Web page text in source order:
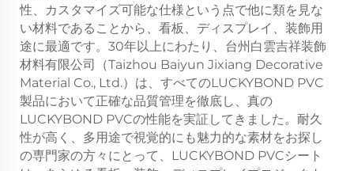
性、カスタマイズ可能な仕様という点で他に類を見な
い材料であることから、看板、ディスプレイ、装飾用
途に最適です。30年以上にわたり、台州白雲吉祥装飾
材料有限公司（Taizhou Baiyun Jixiang Decorative
Material Co., Ltd.）は、すべてのLUCKYBOND PVC
製品において正確な品質管理を徹底し、真の
LUCKYBOND PVCの性能を実証してきました。耐久
性が高く、多用途で視覚的にも魅力的な素材をお探し
の専門家の方々にとって、LUCKYBOND PVCシート